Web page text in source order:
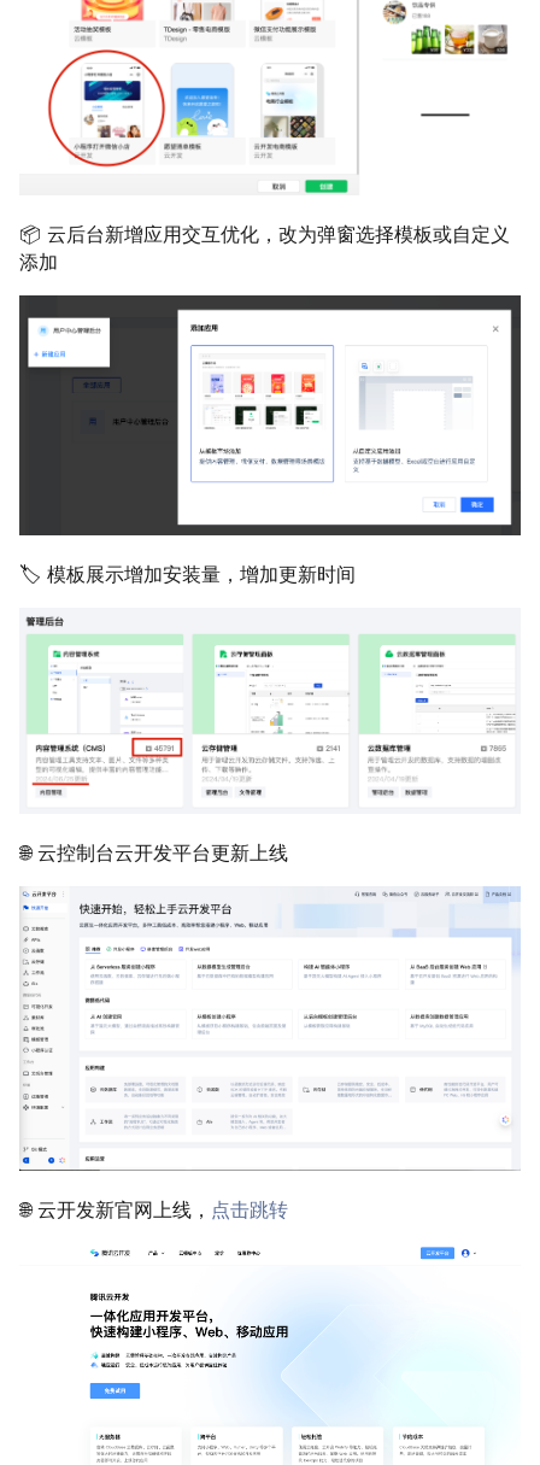
📦 云后台新增应用交互优化，改为弹窗选择模板或自定义
添加
🏷️ 模板展示增加安装量，增加更新时间
🌐 云控制台云开发平台更新上线
🌐 云开发新官网上线， 点击跳转